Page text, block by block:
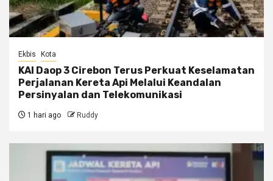
Ekbis Kota
KAI Daop 3 Cirebon Terus Perkuat Keselamatan
Perjalanan Kereta Api Melalui Keandalan
Persinyalan dan Telekomunikasi
1 hari ago Ruddy